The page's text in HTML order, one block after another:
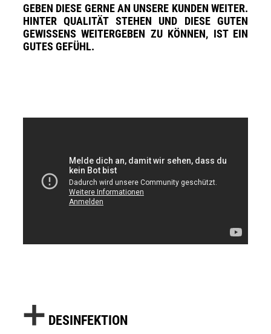
GEBEN DIESE GERNE AN UNSERE KUNDEN WEITER.
HINTER QUALITÄT STEHEN UND DIESE GUTEN
GEWISSENS WEITERGEBEN ZU KÖNNEN, IST EIN
GUTES GEFÜHL.
➕ DESINFEKTION